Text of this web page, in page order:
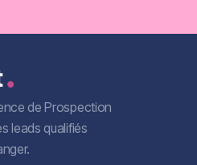
de Prospection
leads qualifiés